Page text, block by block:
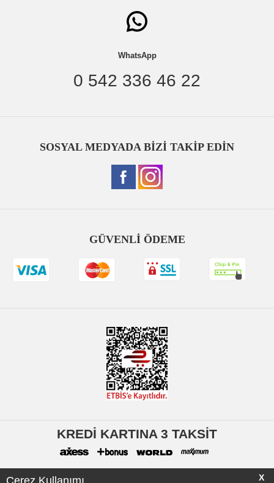
X
Çerez Kullanımı
WhatsApp
0 542 336 46 22
SOSYAL MEDYADA BİZİ TAKİP EDİN
GÜVENLİ ÖDEME
KREDİ KARTINA 3 TAKSİT